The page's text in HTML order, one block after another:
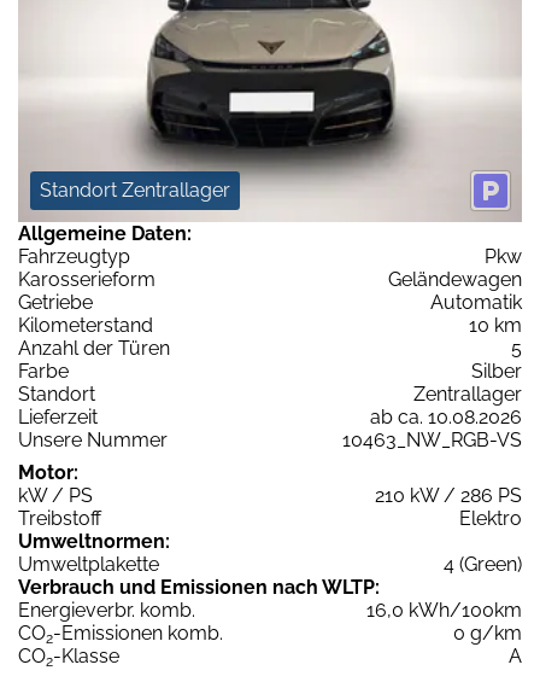
Standort Zentrallager
Allgemeine Daten:
Fahrzeugtyp
Pkw
Karosserieform
Geländewagen
Getriebe
Automatik
Kilometerstand
10 km
Anzahl der Türen
5
Farbe
Silber
Standort
Zentrallager
Lieferzeit
ab ca. 10.08.2026
Unsere Nummer
10463_NW_RGB-VS
Motor:
kW / PS
210 kW / 286 PS
Treibstoff
Elektro
Umweltnormen:
Umweltplakette
4 (Green)
Verbrauch und Emissionen nach WLTP:
Energieverbr. komb.
16,0 kWh/100km
CO2-Emissionen komb.
0 g/km
CO2-Klasse A